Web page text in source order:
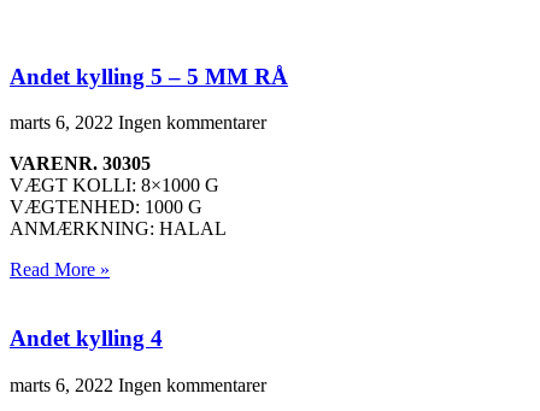
Andet kylling 5 – 5 MM RÅ
marts 6, 2022 Ingen kommentarer
VARENR. 30305
VÆGT KOLLI: 8×1000 G
VÆGTENHED: 1000 G
ANMÆRKNING: HALAL
Read More »
Andet kylling 4
marts 6, 2022 Ingen kommentarer